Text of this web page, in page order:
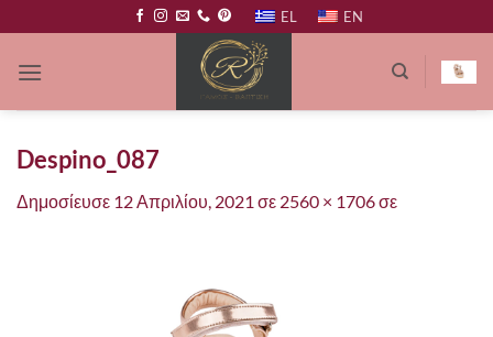
στο
περιεχόμενο
EL EN
Despino_087
Δημοσίευσε 12 Απριλίου, 2021 σε 2560 × 1706σε